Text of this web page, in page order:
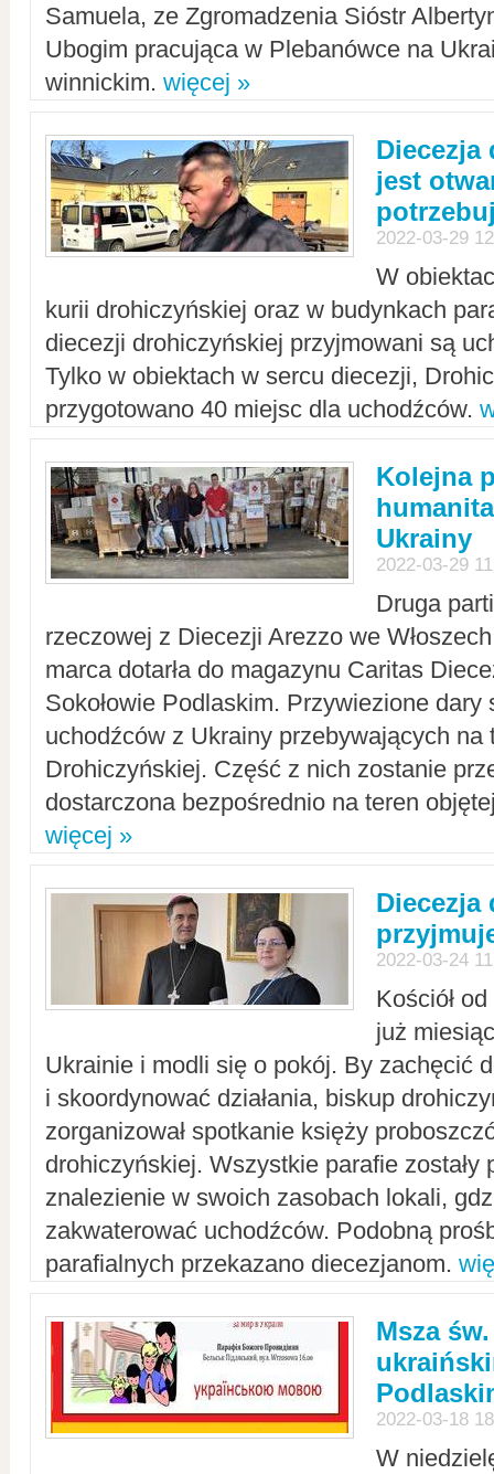
Samuela, ze Zgromadzenia Sióstr
Ubogim pracująca w Plebanówce na
winnickim. więcej »
Diecezja
jest
2022-03-29
W
kurii drohiczyńskiej oraz w budynkach
diecezji drohiczyńskiej przyjmowani są
Tylko w obiektach w sercu diecezji,
przygotowano 40 miejsc dla uchodźców.
Kolejna
Ukrainy
2022-03-29
Druga
rzeczowej z Diecezji Arezzo we
marca dotarła do magazynu Caritas
Sokołowie Podlaskim. Przywiezione dary
uchodźców z Ukrainy przebywających na
Drohiczyńskiej. Część z nich zostanie
dostarczona bezpośrednio na teren
więcej »
Diecezja
2022-03-24
Kościół
już
Ukrainie i modli się o pokój. By zachęcić
i skoordynować działania, biskup
zorganizował spotkanie księży
drohiczyńskiej. Wszystkie parafie zostały
znalezienie w swoich zasobach lokali,
zakwaterować uchodźców. Podobną
parafialnych przekazano diecezjanom.
Msza
2022-03-18
W